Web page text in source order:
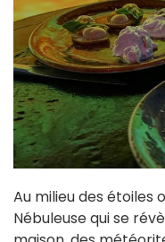
Au milieu des étoiles
Nébuleuse qui se